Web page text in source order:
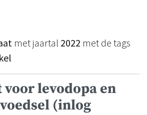
met jaartal 2022 met de tags
voor levodopa en
(inlog